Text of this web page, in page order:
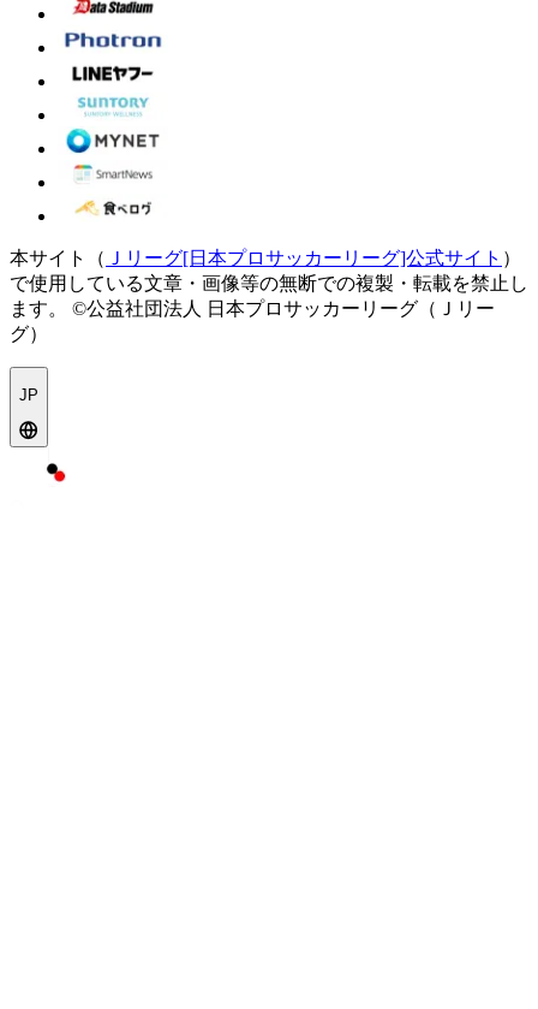
本サイト（ Ｊリーグ[日本プロサッカーリーグ]公式サイト ）
で使用している文章・画像等の無断での複製・転載を禁止し
ます。
©公益社団法人 日本プロサッカーリーグ（Ｊリー
グ）
JP